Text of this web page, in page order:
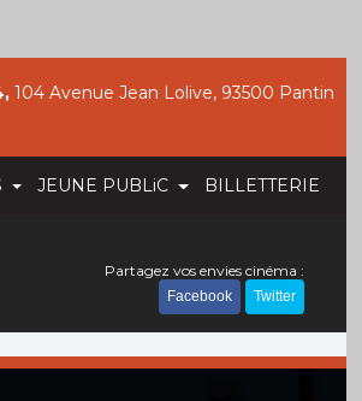
JEUNE PUBLiC BILLETTERIE
104 Avenue Jean Lolive, 93500 Pantin
Partagez vos envies cinéma :
Facebook Twitter